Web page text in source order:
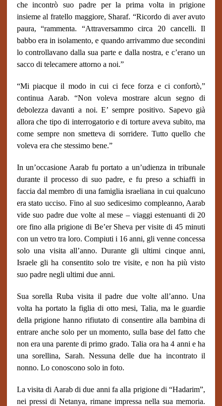
che incontrò suo padre per la prima volta in prigione
insieme al fratello maggiore, Sharaf. “Ricordo di aver avuto
paura, “rammenta. “Attraversammo circa 20 cancelli. Il
babbo era in isolamento, e quando arrivammo due secondini
lo controllavano dalla sua parte e dalla nostra, e c’erano un
sacco di telecamere attorno a noi.”
“Mi piacque il modo in cui ci fece forza e ci confortò,”
continua Aarab. “Non voleva mostrare alcun segno di
debolezza davanti a noi. E’ sempre positivo. Sapevo già
allora che tipo di interrogatorio e di torture aveva subito, ma
come sempre non smetteva di sorridere. Tutto quello che
voleva era che stessimo bene.”
In un’occasione Aarab fu portato a un’udienza in tribunale
durante il processo di suo padre, e fu preso a schiaffi in
faccia dal membro di una famiglia israeliana in cui qualcuno
era stato ucciso. Fino al suo sedicesimo compleanno, Aarab
vide suo padre due volte al mese – viaggi estenuanti di 20
ore fino alla prigione di Be’er Sheva per visite di 45 minuti
con un vetro tra loro. Compiuti i 16 anni, gli venne concessa
solo una visita all’anno. Durante gli ultimi cinque anni,
Israele gli ha consentito solo tre visite, e non ha più visto
suo padre negli ultimi due anni.
Sua sorella Ruba visita il padre due volte all’anno. Una
volta ha portato la figlia di otto mesi, Talia, ma le guardie
della prigione hanno rifiutato di consentire alla bambina di
entrare anche solo per un momento, sulla base del fatto che
non era una parente di primo grado. Talia ora ha 4 anni e ha
una sorellina, Sarah. Nessuna delle due ha incontrato il
nonno. Lo conoscono solo in foto.
La visita di Aarab di due anni fa alla prigione di “Hadarim”,
nei pressi di Netanya, rimane impressa nella sua memoria.